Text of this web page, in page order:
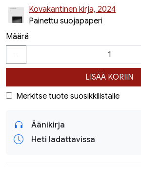
Kovakantinen kirja, 2024
Painettu suojapaperi
Määrä
LISÄÄ KORIIN
Merkitse tuote suosikkilistalle
Äänikirja
Heti ladattavissa